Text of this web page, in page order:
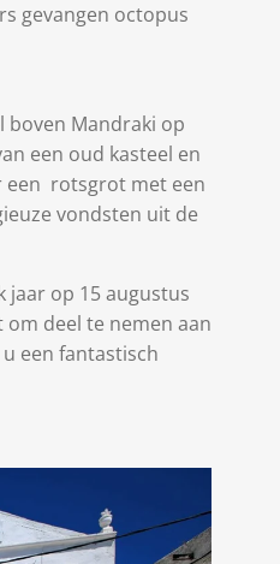
gevangen octopus
boven Mandraki op
een oud kasteel en
een rotsgrot met een
vondsten uit de
jaar op 15 augustus
deel te nemen aan
een fantastisch